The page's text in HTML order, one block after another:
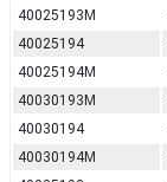
40025193M
40025194
40025194M
40030193M
40030194
40030194M